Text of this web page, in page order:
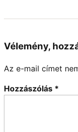
Vélemény,
Az e-mail címet
Hozzászólás *